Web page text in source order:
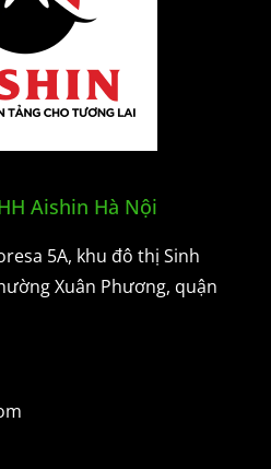
Aishin Hà Nội
5A, khu đô thị Sinh
Xuân Phương, quận